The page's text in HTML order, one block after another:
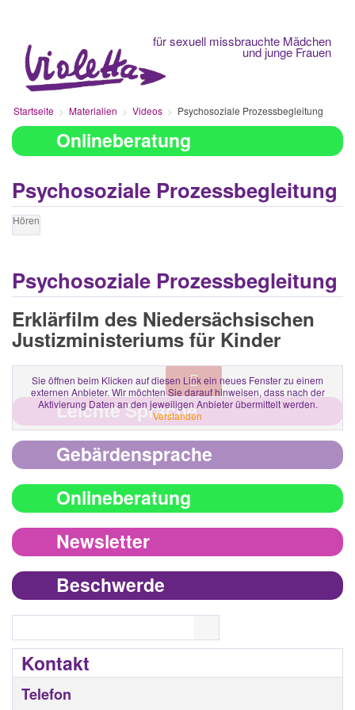
für sexuell missbrauchte Mädchen
und junge Frauen
Startseite Materialien Videos Psychosoziale Prozessbegleitung
Onlineberatung
Psychosoziale Prozessbegleitung
Hören
Psychosoziale Prozessbegleitung
Erklärfilm des Niedersächsischen
Justizministeriums für Kinder
Sie öffnen beim Klicken auf diesen Link ein neues Fenster zu einem
externen Anbieter. Wir möchten Sie darauf hinweisen, dass nach der
Aktivierung Daten an den jeweiligen Anbieter übermittelt werden.
Verstanden
Leichte Sprache
Gebärdensprache
Onlineberatung
Newsletter
Beschwerde
Kontakt
Telefon